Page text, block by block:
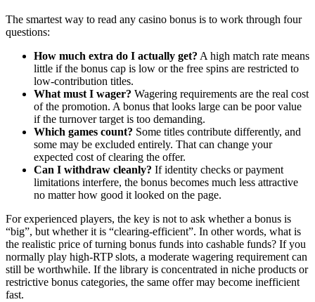
The smartest way to read any casino bonus is to work through four
questions:
How much extra do I actually get? A high match rate means
little if the bonus cap is low or the free spins are restricted to
low-contribution titles.
What must I wager? Wagering requirements are the real cost
of the promotion. A bonus that looks large can be poor value
if the turnover target is too demanding.
Which games count? Some titles contribute differently, and
some may be excluded entirely. That can change your
expected cost of clearing the offer.
Can I withdraw cleanly? If identity checks or payment
limitations interfere, the bonus becomes much less attractive
no matter how good it looked on the page.
For experienced players, the key is not to ask whether a bonus is
“big”, but whether it is “clearing-efficient”. In other words, what is
the realistic price of turning bonus funds into cashable funds? If you
normally play high-RTP slots, a moderate wagering requirement can
still be worthwhile. If the library is concentrated in niche products or
restrictive bonus categories, the same offer may become inefficient
fast.